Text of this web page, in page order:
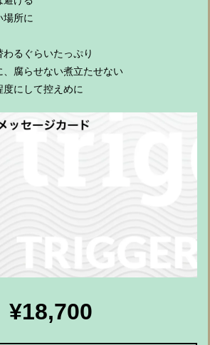
所に
るぐらいたっぷり
腐らせない煮立たせない
にして控えめに
¥18,700